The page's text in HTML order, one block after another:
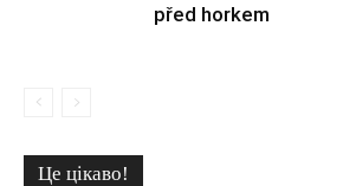
před horkem
Це цікаво!